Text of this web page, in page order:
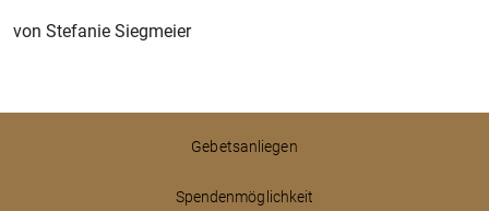
von Stefanie Siegmeier
Gebetsanliegen
Spendenmöglichkeit